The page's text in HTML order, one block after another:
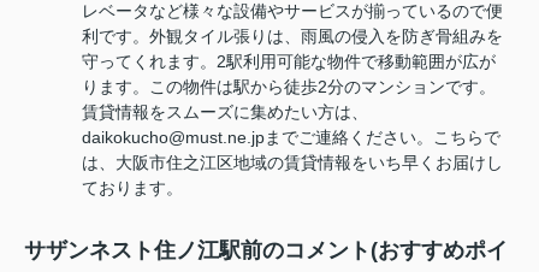
レベータなど様々な設備やサービスが揃っているので便
利です。外観タイル張りは、雨風の侵入を防ぎ骨組みを
守ってくれます。2駅利用可能な物件で移動範囲が広が
ります。この物件は駅から徒歩2分のマンションです。
賃貸情報をスムーズに集めたい方は、
daikokucho@must.ne.jpまでご連絡ください。こちらで
は、大阪市住之江区地域の賃貸情報をいち早くお届けし
ております。
サザンネスト住ノ江駅前のコメント(おすすめポイ